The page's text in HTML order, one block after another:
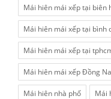
Mái hiên mái xếp tại biên
Mái hiên mái xếp tại bình
Mái hiên mái xếp tại
Mái hiên mái xếp Đồng
Mái hiên nhà phố Mái